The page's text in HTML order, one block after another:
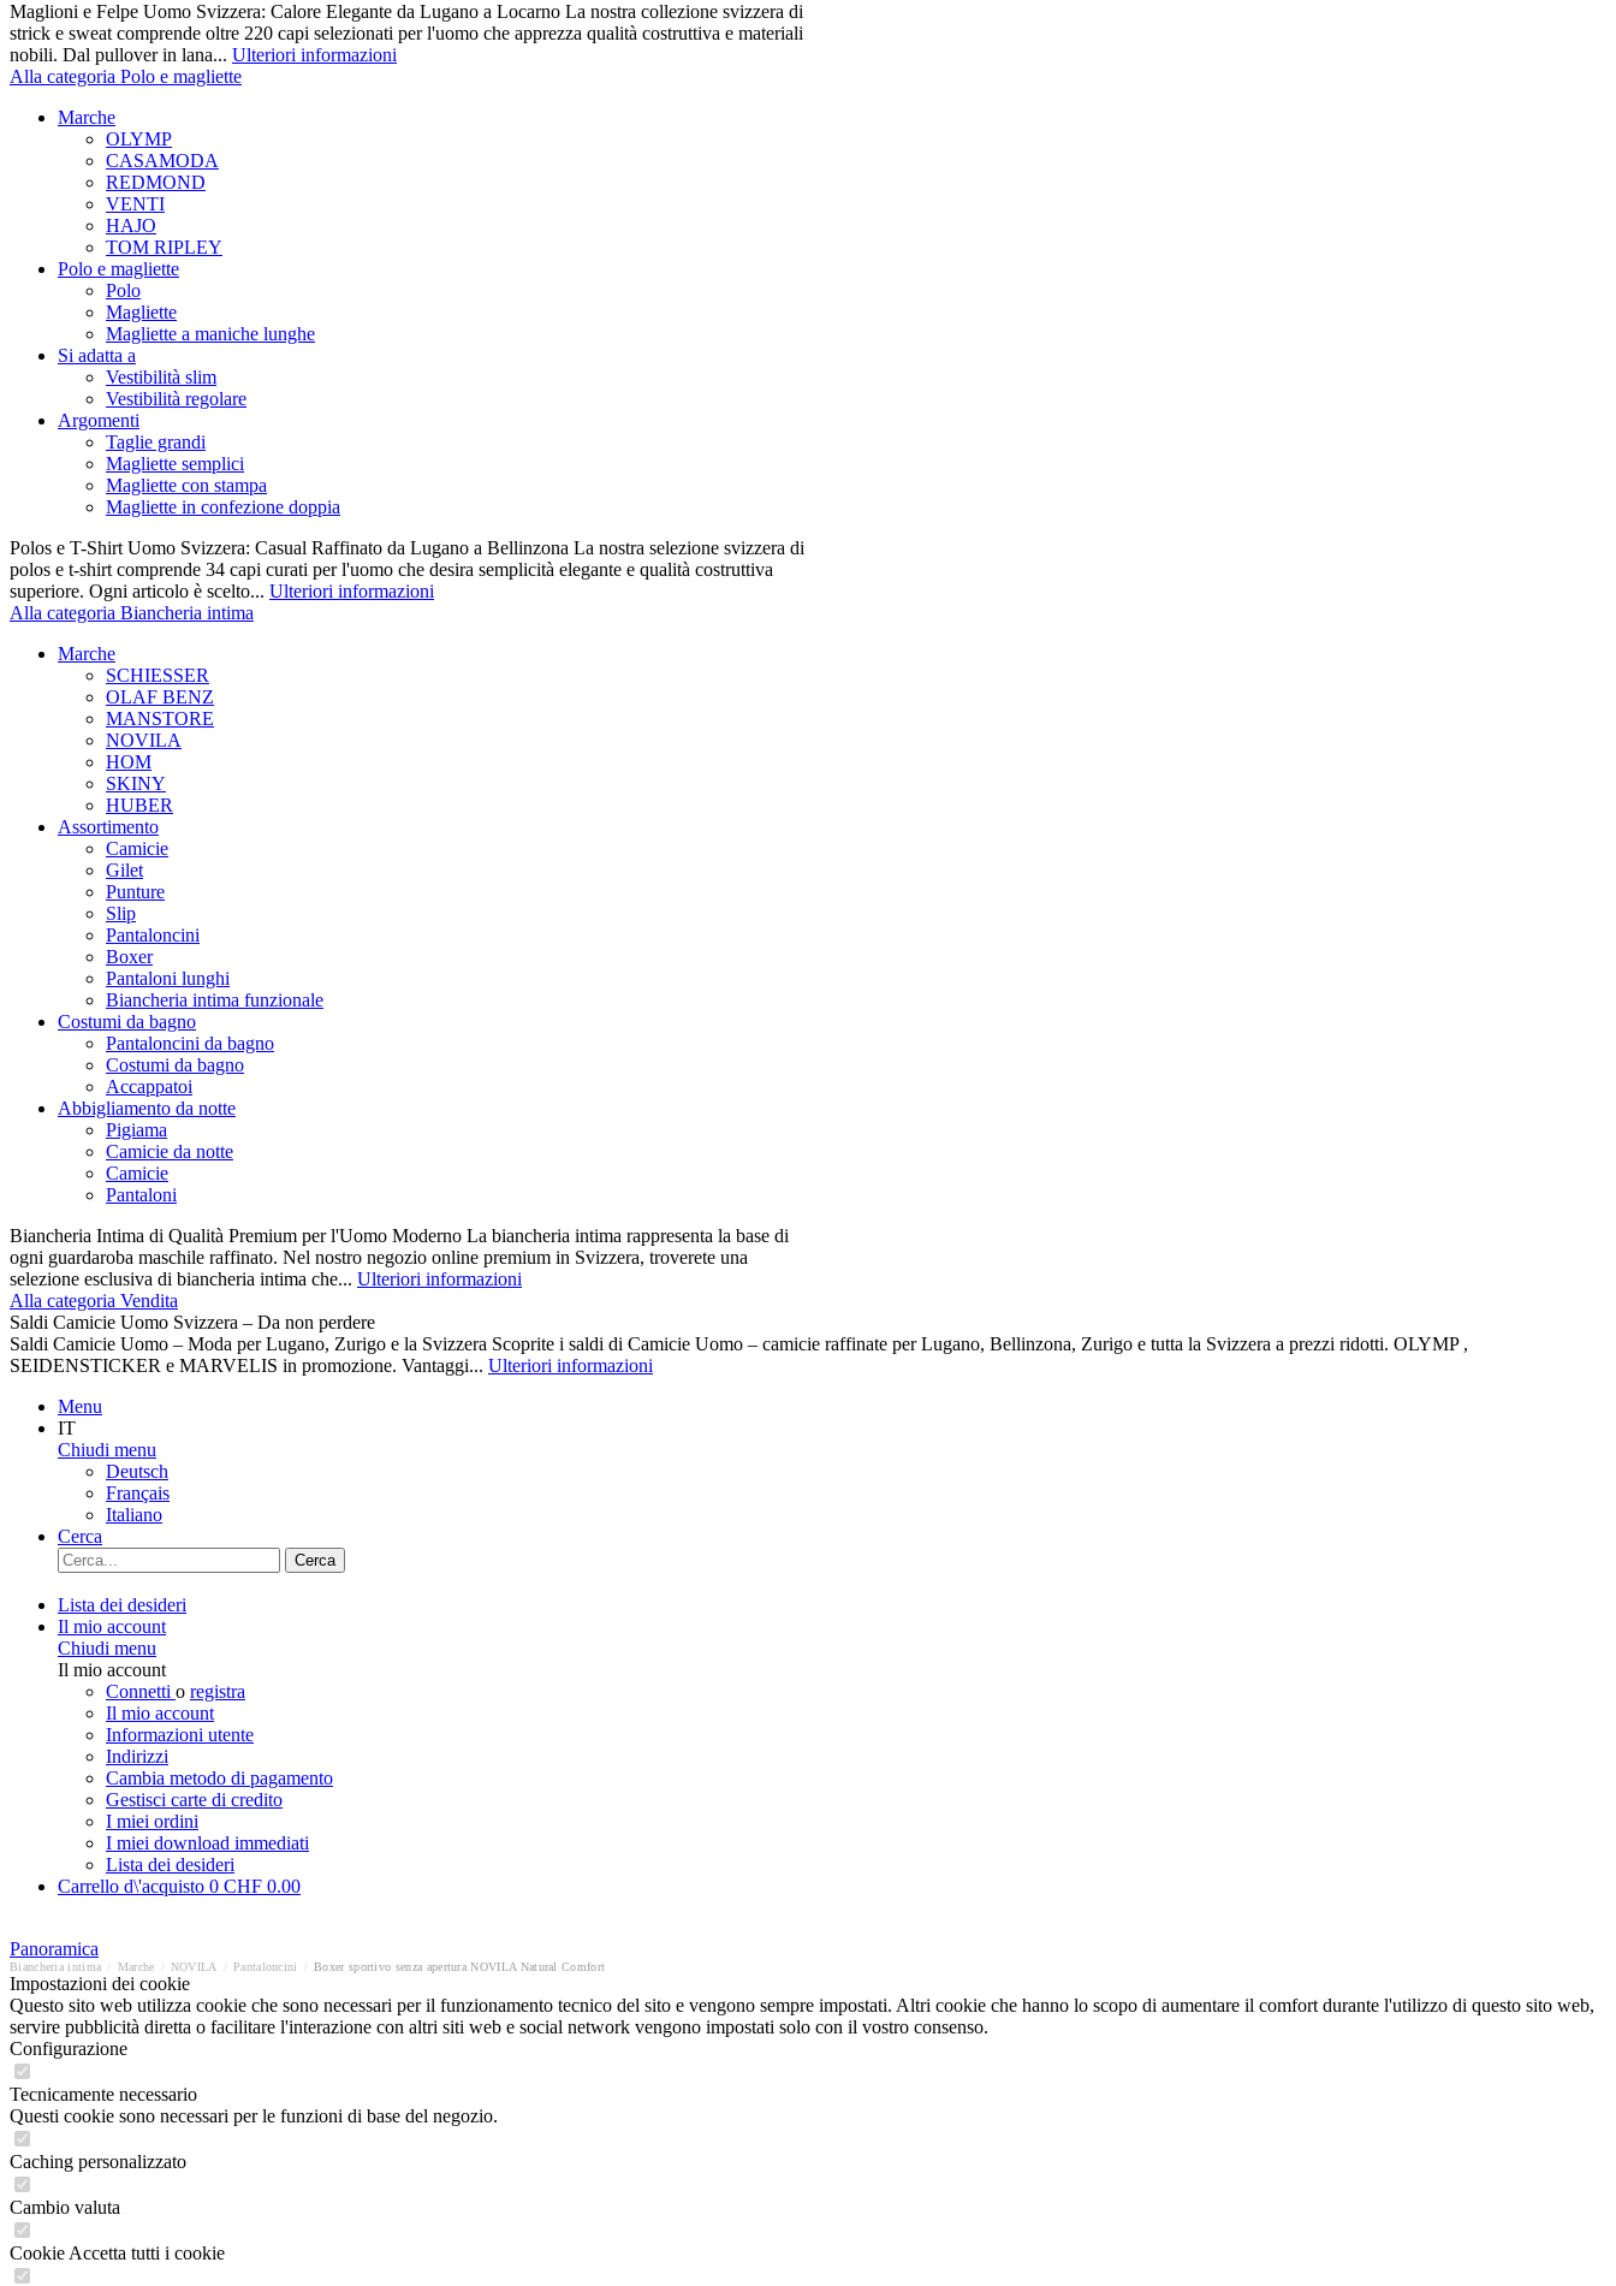
Maglioni e Felpe Uomo Svizzera: Calore Elegante da Lugano a Locarno La nostra collezione svizzera di
strick e sweat comprende oltre 220 capi selezionati per l'uomo che apprezza qualità costruttiva e materiali
nobili. Dal pullover in lana... Ulteriori informazioni
Alla categoria Polo e magliette
Marche
OLYMP
CASAMODA
REDMOND
VENTI
HAJO
TOM RIPLEY
Polo e magliette
Polo
Magliette
Magliette a maniche lunghe
Si adatta a
Vestibilità slim
Vestibilità regolare
Argomenti
Taglie grandi
Magliette semplici
Magliette con stampa
Magliette in confezione doppia
Polos e T-Shirt Uomo Svizzera: Casual Raffinato da Lugano a Bellinzona La nostra selezione svizzera di
polos e t-shirt comprende 34 capi curati per l'uomo che desira semplicità elegante e qualità costruttiva
superiore. Ogni articolo è scelto... Ulteriori informazioni
Alla categoria Biancheria intima
Marche
SCHIESSER
OLAF BENZ
MANSTORE
NOVILA
HOM
SKINY
HUBER
Assortimento
Camicie
Gilet
Punture
Slip
Pantaloncini
Boxer
Pantaloni lunghi
Biancheria intima funzionale
Costumi da bagno
Pantaloncini da bagno
Costumi da bagno
Accappatoi
Abbigliamento da notte
Pigiama
Camicie da notte
Camicie
Pantaloni
Biancheria Intima di Qualità Premium per l'Uomo Moderno La biancheria intima rappresenta la base di
ogni guardaroba maschile raffinato. Nel nostro negozio online premium in Svizzera, troverete una
selezione esclusiva di biancheria intima che... Ulteriori informazioni
Alla categoria Vendita
Saldi Camicie Uomo Svizzera – Da non perdere
Saldi Camicie Uomo – Moda per Lugano, Zurigo e la Svizzera Scoprite i saldi di Camicie Uomo – camicie raffinate per Lugano, Bellinzona, Zurigo e tutta la Svizzera a prezzi ridotti. OLYMP ,
SEIDENSTICKER e MARVELIS in promozione. Vantaggi... Ulteriori informazioni
Menu
IT
Chiudi menu
Deutsch
Français
Italiano
Cerca
Cerca
Lista dei desideri
Il mio account
Chiudi menu
Il mio account
Connetti o registra
Il mio account
Informazioni utente
Indirizzi
Cambia metodo di pagamento
Gestisci carte di credito
I miei ordini
I miei download immediati
Lista dei desideri
Carrello d\'acquisto 0 CHF 0.00
Panoramica
Biancheria intima Marche NOVILA Pantaloncini Boxer sportivo senza apertura NOVILA Natural Comfort
Impostazioni dei cookie
Questo sito web utilizza cookie che sono necessari per il funzionamento tecnico del sito e vengono sempre impostati. Altri cookie che hanno lo scopo di aumentare il comfort durante l'utilizzo di questo sito web,
servire pubblicità diretta o facilitare l'interazione con altri siti web e social network vengono impostati solo con il vostro consenso.
Configurazione
Tecnicamente necessario
Questi cookie sono necessari per le funzioni di base del negozio.
Caching personalizzato
Cambio valuta
Cookie Accetta tutti i cookie